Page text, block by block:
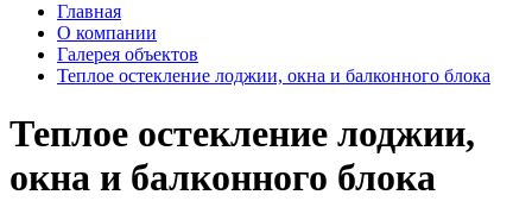
Главная
О компании
Галерея объектов
Теплое остекление лоджии, окна и балконного блока
Теплое остекление лоджии,
окна и балконного блока